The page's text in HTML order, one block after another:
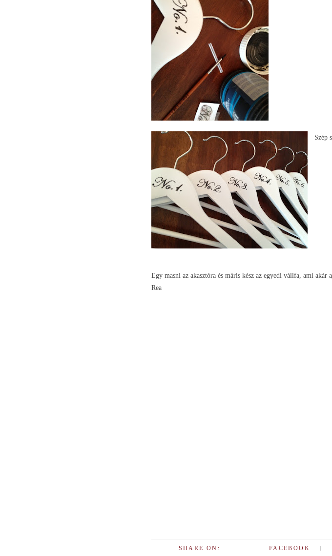
Szép
Egy masni az akasztóra és máris kész az egyedi vállfa, ami akár
Rea
SHARE ON: FACEBOOK